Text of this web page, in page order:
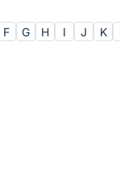
F G H I J K